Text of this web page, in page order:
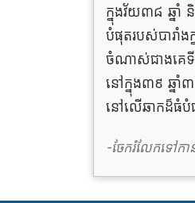
ក្នុងវ័យ៣៨ ឆ្នាំ
បំផុតរបស់បារាំង
ចំណាស់ជាងគេទី
នៅក្នុង៣៩ ឆ្នាំ
នៅលើឆាកដ៏ធំ
-ចែករំលែកទៅក